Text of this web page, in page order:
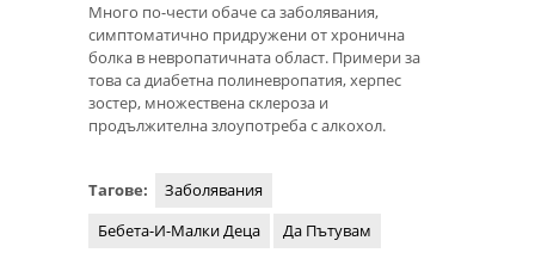
Много по-чести обаче са заболявания,
симптоматично придружени от хронична
болка в невропатичната област. Примери за
това са диабетна полиневропатия, херпес
зостер, множествена склероза и
продължителна злоупотреба с алкохол.
Тагове:
Заболявания
Бебета-И-Малки Деца
Да Пътувам